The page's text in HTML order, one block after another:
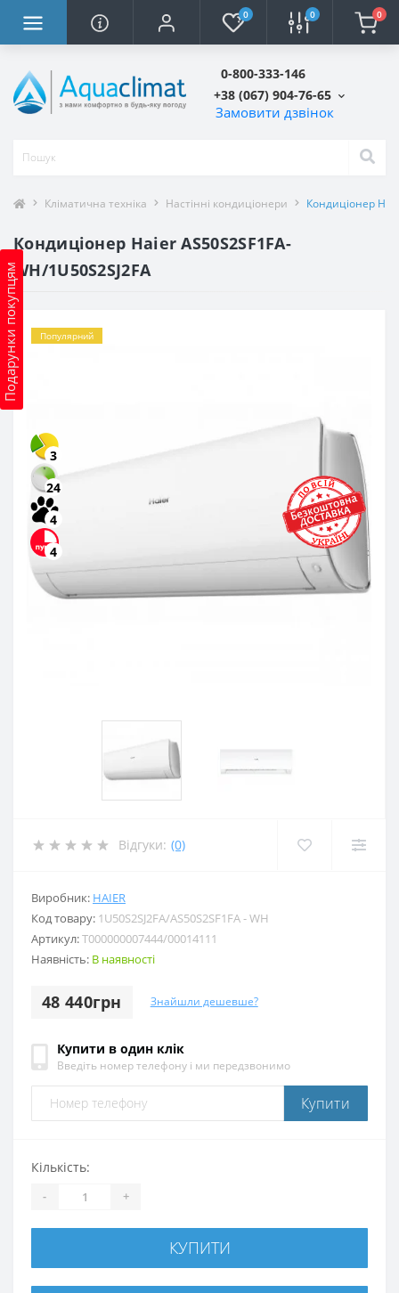
0 0 0
0-800-333-146
+38 (067) 904-76-65
Замовити дзвінок
Подарунки покупцям
Кліматична техніка Настінні кондиціонери Кондиціонер
Кондиціонер Haier AS50S2SF1FA-
WH/1U50S2SJ2FA
Популярний
3
24
4
4
Відгуки: (0)
Виробник: HAIER
Код товару: 1U50S2SJ2FA/AS50S2SF1FA - WH
Артикул:T000000007444/00014111
Наявність: В наявності
48 440грн Знайшли дешевше?
Купити в один клік
Введіть номер телефону і ми передзвонимо
Купити
Кількість:
- +
КУПИТИ